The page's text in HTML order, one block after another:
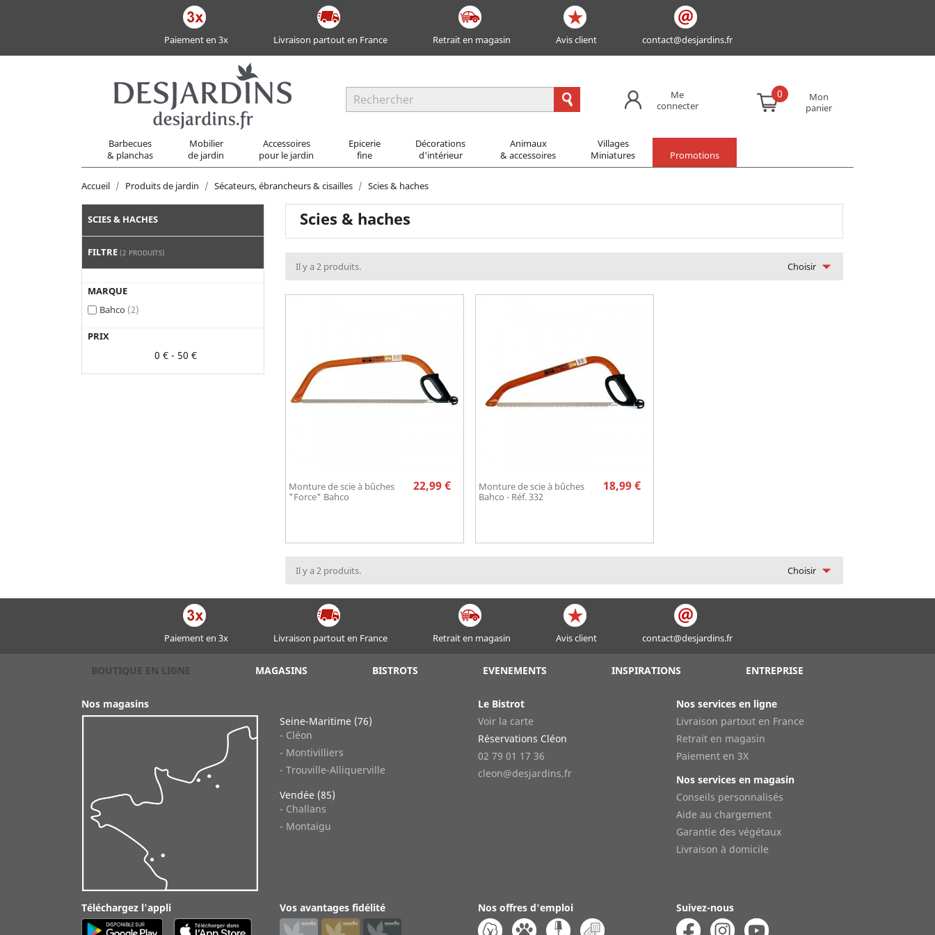
Paiement en 3x Livraison partout en France Retrait en magasin Avis client contact@desjardins.fr
Me
connecter
0
Mon
panier
Barbecues
& planchas
Mobilier
de jardin
Accessoires
pour le jardin
Epicerie
fine
Décorations
d'intérieur
Animaux
& accessoires
Villages
Miniatures
Promotions
Accueil Produits de jardin Sécateurs, ébrancheurs & cisailles Scies & haches
SCIES & HACHES
FILTRE (2 PRODUITS)
MARQUE
Bahco (2)
PRIX
0 € - 50 €
Scies & haches
Il y a 2 produits. Choisir
Monture de scie à bûches
"Force" Bahco
Prix
22,99 €
Aperçu rapide
Monture de scie à bûches
Bahco - Réf. 332
Prix
18,99 €
Aperçu rapide
Il y a 2 produits. Choisir 
Paiement en 3x Livraison partout en France Retrait en magasin Avis client contact@desjardins.fr
BOUTIQUE EN LIGNE MAGASINS BISTROTS EVENEMENTS INSPIRATIONS ENTREPRISE
Nos magasins
Seine-Maritime (76)
- Cléon
- Montivilliers
- Trouville-Alliquerville
Vendée (85)
- Challans
- Montaigu
Le Bistrot
Voir la carte
Réservations Cléon
02 79 01 17 36
cleon@desjardins.fr
Nos services en ligne
Livraison partout en France
Retrait en magasin
Paiement en 3X
Nos services en magasin
Conseils personnalisés
Aide au chargement
Garantie des végétaux
Livraison à domicile
Téléchargez l'appli Vos avantages fidélité Nos offres d'emploi Suivez-nous